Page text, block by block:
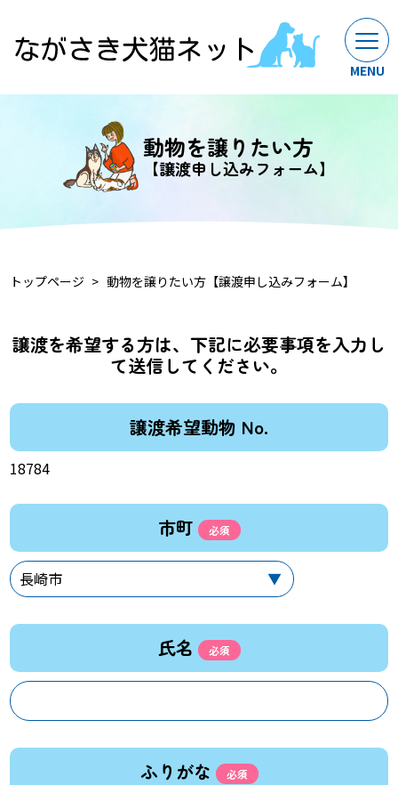
動物を譲りたい方
【譲渡申し込みフォーム】
トップページ 動物を譲りたい方【譲渡申し込みフォーム】
譲渡を希望する方は、下記に必要事項を入力し
て送信してください。
譲渡希望動物 No.
18784
市町
氏名
ふりがな